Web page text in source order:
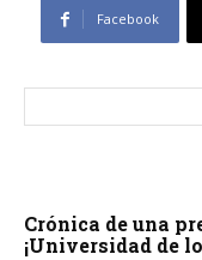
Facebook
Crónica de una
¡Universidad de